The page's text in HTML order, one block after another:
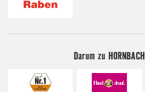
Darum zu HORNBACH